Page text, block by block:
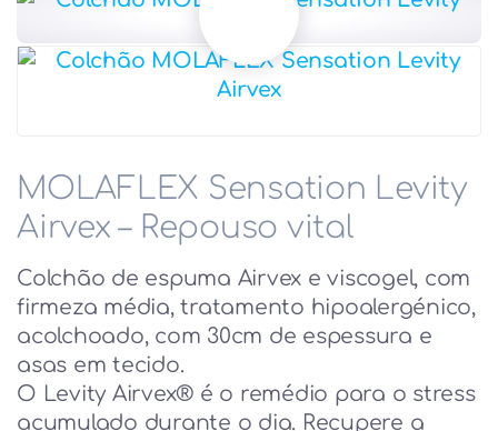
MOLAFLEX Sensation Levity
Airvex – Repouso vital
Colchão de espuma Airvex e viscogel, com
firmeza média, tratamento hipoalergénico,
acolchoado, com 30cm de espessura e
asas em tecido.
O Levity Airvex® é o remédio para o stress
acumulado durante o dia. Recupere a